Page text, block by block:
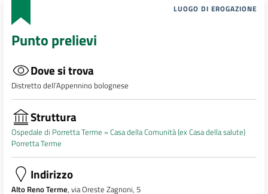
LUOGO DI EROGAZIONE
Punto prelievi
Dove si trova
Distretto dell’Appennino bolognese
Struttura
Ospedale di Porretta Terme »Casa della Comunità (ex Casa della salute)
Porretta Terme
Indirizzo
Alto Reno Terme, via Oreste Zagnoni, 5